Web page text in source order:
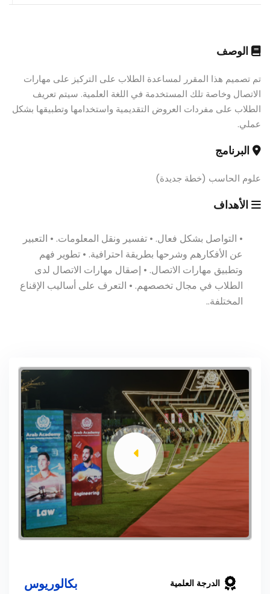
الوصف
تم تصميم هذا المقرر لمساعدة الطلاب على التركيز على مهارات
الاتصال وخاصة تلك المستخدمة في اللغة العلمية. سيتم تعريف
الطلاب على مفردات العروض التقديمية واستخدامها وتطبيقها بشكل
عملي.
البرنامج
علوم الحاسب (خطة جديدة)
الأهداف
• التواصل بشكل فعال. • تفسير ونقل المعلومات. • التعبير
عن الأفكارهم وشرحها بطريقة احترافية. • تطوير فهم
وتطبيق مهارات الاتصال. • إصقال مهارات الاتصال لدى
الطلاب في مجال تخصصهم. • التعرف على أساليب الإقناع
المختلفة..
الدرجة العلمية بكالوريوس